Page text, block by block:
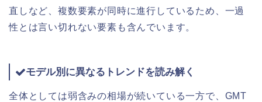
直しなど、複数要素が同時に進行しているため、一過
性とは言い切れない要素も含んでいます。
モデル別に異なるトレンドを読み解く
全体としては弱含みの相場が続いている一方で、GMT